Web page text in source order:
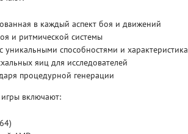
в каждый аспект боя и движений
и ритмической системы
способностями и
яиц для исследователей
процедурной генерации
включают:
3.1
V RISING